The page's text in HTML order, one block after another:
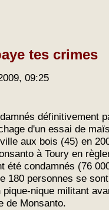
tes crimes
09:25
définitivement
d'un essai de
aux bois (45) en
à Toury en
été condamnés (76
180 personnes se
nique militant
de Monsanto.